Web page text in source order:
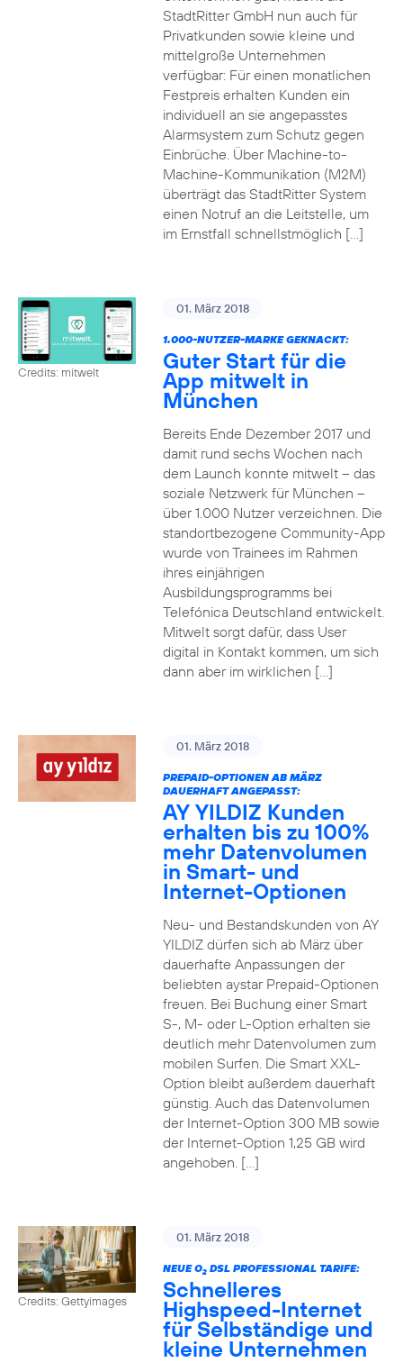
StadtRitter GmbH nun auch für
Privatkunden sowie kleine und
mittelgroße Unternehmen
verfügbar: Für einen monatlichen
Festpreis erhalten Kunden ein
individuell an sie angepasstes
Alarmsystem zum Schutz gegen
Einbrüche. Über Machine-to-
Machine-Kommunikation (M2M)
überträgt das StadtRitter System
einen Notruf an die Leitstelle, um
im Ernstfall schnellstmöglich […]
Credits: mitwelt
01. März 2018
1.000-NUTZER-MARKE GEKNACKT:
Guter Start für die
App mitwelt in
München
Bereits Ende Dezember 2017 und
damit rund sechs Wochen nach
dem Launch konnte mitwelt – das
soziale Netzwerk für München –
über 1.000 Nutzer verzeichnen. Die
standortbezogene Community-App
wurde von Trainees im Rahmen
ihres einjährigen
Ausbildungsprogramms bei
Telefónica Deutschland entwickelt.
Mitwelt sorgt dafür, dass User
digital in Kontakt kommen, um sich
dann aber im wirklichen […]
01. März 2018
PREPAID-OPTIONEN AB MÄRZ
DAUERHAFT ANGEPASST:
AY YILDIZ Kunden
erhalten bis zu 100%
mehr Datenvolumen
in Smart- und
Internet-Optionen
Neu- und Bestandskunden von AY
YILDIZ dürfen sich ab März über
dauerhafte Anpassungen der
beliebten aystar Prepaid-Optionen
freuen. Bei Buchung einer Smart
S-, M- oder L-Option erhalten sie
deutlich mehr Datenvolumen zum
mobilen Surfen. Die Smart XXL-
Option bleibt außerdem dauerhaft
günstig. Auch das Datenvolumen
der Internet-Option 300 MB sowie
der Internet-Option 1,25 GB wird
angehoben. […]
Credits: Gettyimages
01. März 2018
NEUE O2DSL PROFESSIONAL TARIFE:
Schnelleres
Highspeed-Internet
für Selbständige und
kleine Unternehmen